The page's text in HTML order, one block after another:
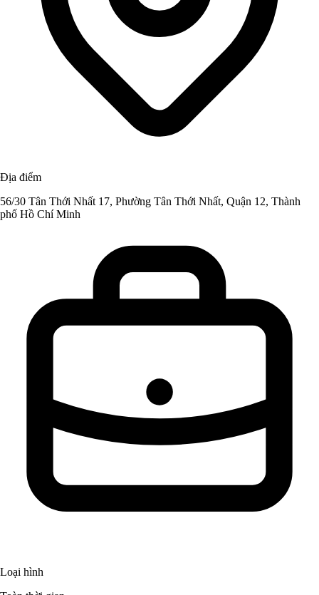
Địa điểm
56/30 Tân Thới Nhất 17, Phường Tân Thới Nhất, Quận 12, Thành
phố Hồ Chí Minh
Loại hình